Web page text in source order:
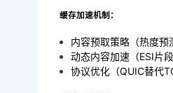
缓存加速机制：
内容预取策略（热度预
动态内容加速（ESI片
协议优化（QUIC替代